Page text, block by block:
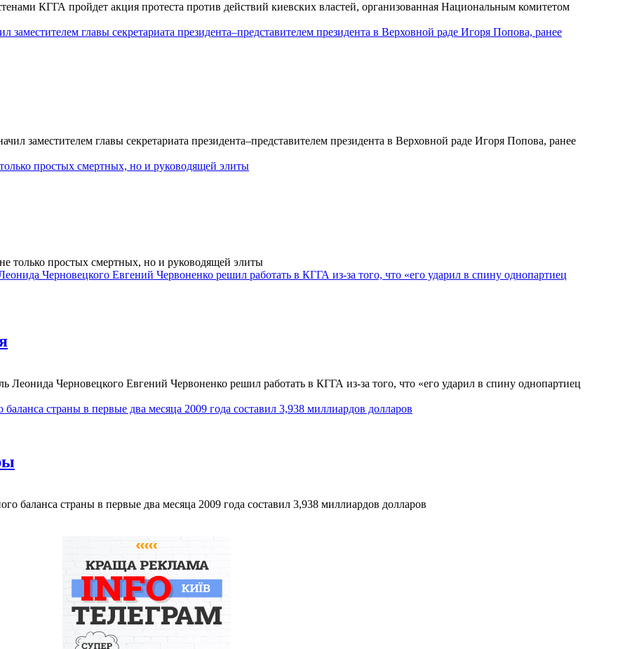
КГГА пройдет акция протеста против действий киевских властей, организованная Национальным комитетом
заместителем главы секретариата президента–представителем президента в Верховной раде Игоря Попова, ранее
заместителем главы секретариата президента–представителем президента в Верховной раде Игоря Попова, ранее
простых смертных, но и руководящей элиты
не только простых смертных, но и руководящей элиты
Черновецкого Евгений Червоненко решил работать в КГГА из-за того, что «его ударил в спину однопартиец
Леонида Черновецкого Евгений Червоненко решил работать в КГГА из-за того, что «его ударил в спину однопартиец
страны в первые два месяца 2009 года составил 3,938 миллиардов долларов
баланса страны в первые два месяца 2009 года составил 3,938 миллиардов долларов